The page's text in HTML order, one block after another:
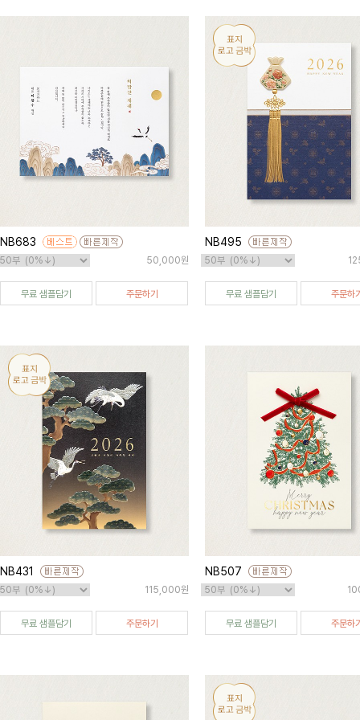
NB683
50,000원
무료 샘플담기 주문하기
NB495
무료 샘플담기 주문하
NB431
115,000원
무료 샘플담기 주문하기
NB507
무료 샘플담기 주문하